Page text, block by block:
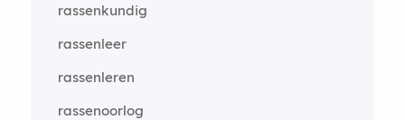
rassenkundig
rassenleer
rassenleren
rassenoorlog